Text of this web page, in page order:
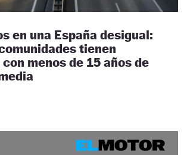
en una España desigual:
tienen
menos de 15 años de